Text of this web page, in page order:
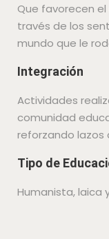
Que favorecen
través de los
mundo que le
Integración
Actividades
comunidad
reforzando lazos
Tipo de
Humanista, laica